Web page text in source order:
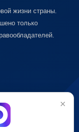
жизни страны.
только
×